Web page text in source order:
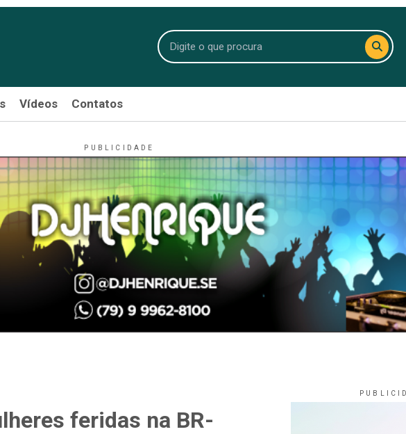
Vídeos Contatos
feridas na BR-